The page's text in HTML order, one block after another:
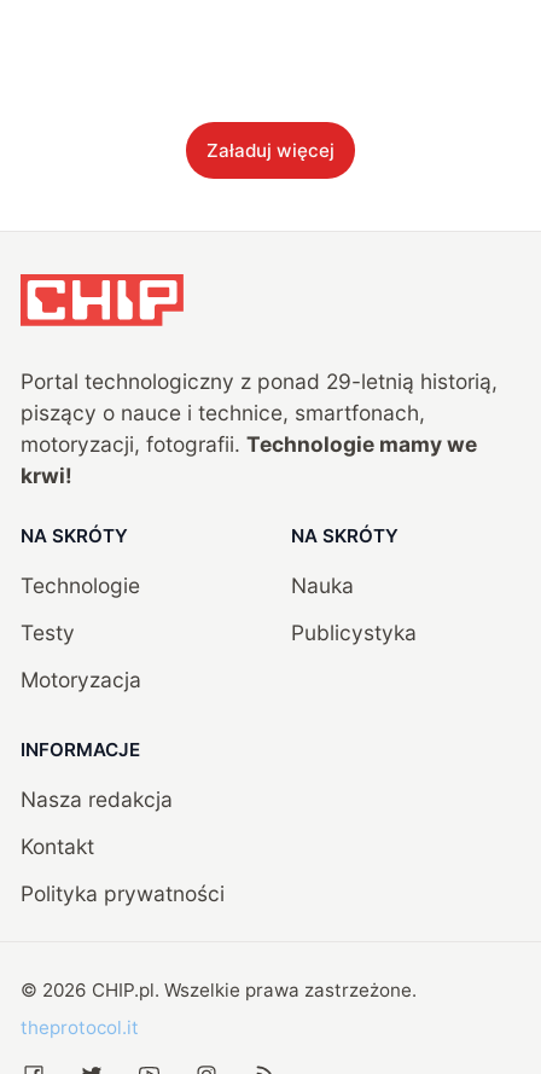
Załaduj więcej
Portal technologiczny z ponad 29-letnią historią,
piszący o nauce i technice, smartfonach,
motoryzacji, fotografii. Technologie mamy we
krwi!
NA SKRÓTY
Technologie
Testy
Motoryzacja
NA SKRÓTY
Nauka
Publicystyka
INFORMACJE
Nasza redakcja
Kontakt
Polityka prywatności
© 2026 CHIP.pl. Wszelkie prawa zastrzeżone.
theprotocol.it